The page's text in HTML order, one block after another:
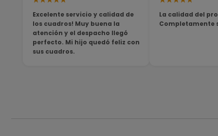
Excelente servicio y calidad de
los cuadros! Muy buena la
atención y el despacho llegó
perfecto. Mi hijo quedó feliz con
sus cuadros.
La calidad del
Completamente